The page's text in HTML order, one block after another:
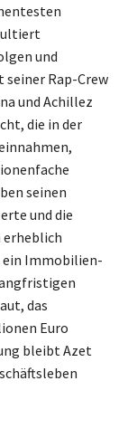
und
Rap-Crew
und Achillez
die in der
seinen
und die
erheblich
ein Immobilien-
das
Euro
bleibt Azet